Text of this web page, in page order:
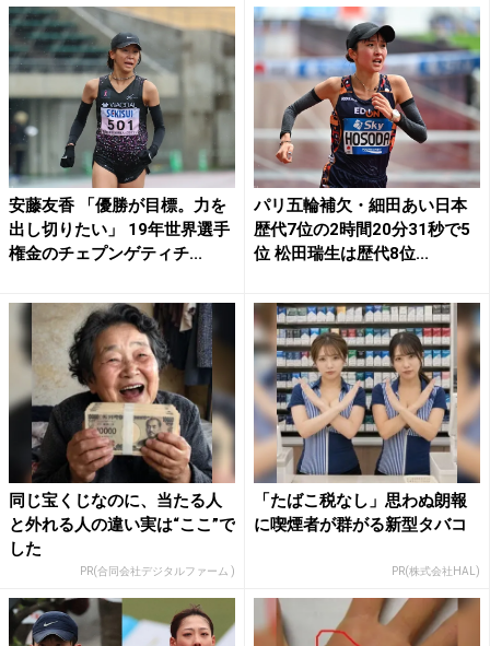
安藤友香 「優勝が目標。力を
出し切りたい」 19年世界選手
権金のチェプンゲティチ...
パリ五輪補欠・細田あい日本
歴代7位の2時間20分31秒で5
位 松田瑞生は歴代8位...
同じ宝くじなのに、当たる人
と外れる人の違い実は“ここ”で
した
PR(合同会社デジタルファーム )
「たばこ税なし」思わぬ朗報
に喫煙者が群がる新型タバコ
PR(株式会社HAL)